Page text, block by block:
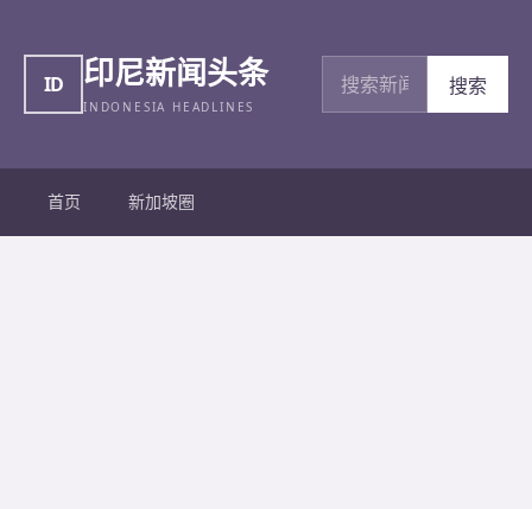
ID 印尼新闻头条
INDONESIA HEADLINES
搜索新闻
搜索
首页 新加坡圈